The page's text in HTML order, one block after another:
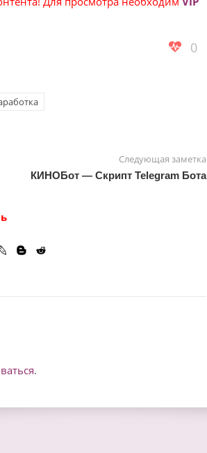
0
Следующая заметка
КИНОБот — Скрипт Telegram Бота
.